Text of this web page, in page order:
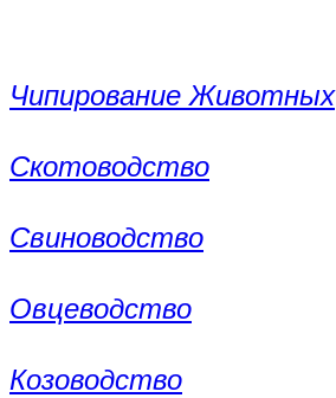
Чипирование Животных
Скотоводство
Свиноводство
Овцеводство
Козоводство